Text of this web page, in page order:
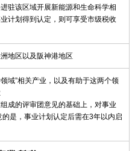
驻该区域开展新能源和生命科学相
计划得到认定，则可享受市级税收
地区以及阪神港地区
域”相关产业，以及有助于这两个领
成的评审团意见的基础上，对事业
是，事业计划认定后需在3年以内启